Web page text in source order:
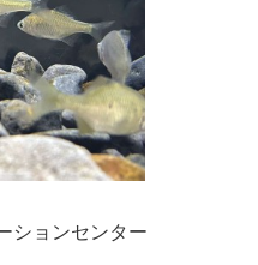
ションセンター